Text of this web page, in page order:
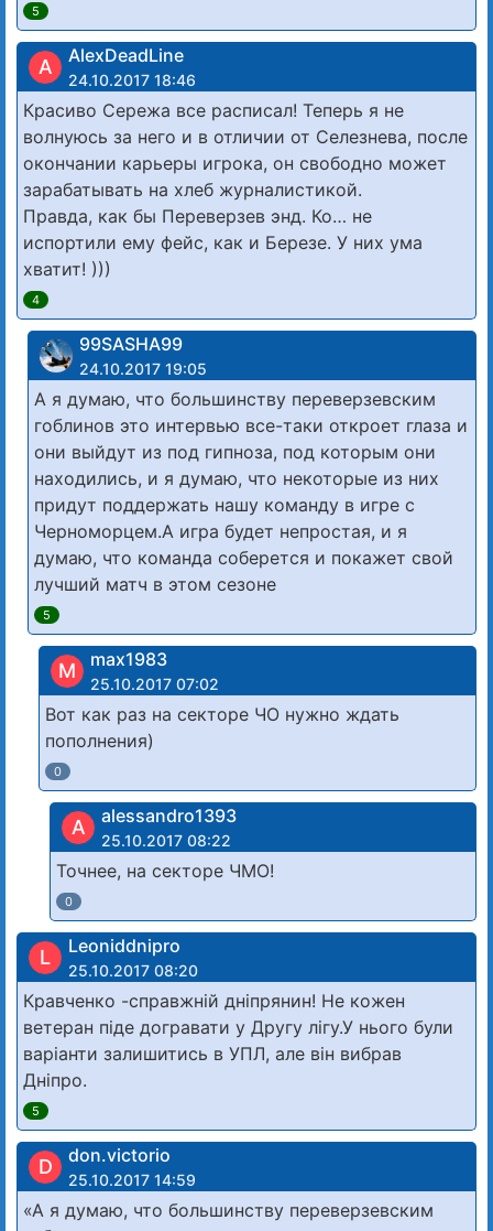
5
A AlexDeadLine
24.10.2017 18:46
Красиво Сережа все расписал! Теперь я не
волнуюсь за него и в отличии от Селезнева, после
окончании карьеры игрока, он свободно может
зарабатывать на хлеб журналистикой.
Правда, как бы Переверзев энд. Ко… не
испортили ему фейс, как и Березе. У них ума
хватит! )))
4
99SASHA99
24.10.2017 19:05
А я думаю, что большинству переверзевским
гоблинов это интервью все-таки откроет глаза и
они выйдут из под гипноза, под которым они
находились, и я думаю, что некоторые из них
придут поддержать нашу команду в игре с
Черноморцем.А игра будет непростая, и я
думаю, что команда соберется и покажет свой
лучший матч в этом сезоне
5
M max1983
25.10.2017 07:02
Вот как раз на секторе ЧО нужно ждать
пополнения)
0
A alessandro1393
25.10.2017 08:22
Точнее, на секторе ЧМО!
0
L Leoniddnipro
25.10.2017 08:20
Кравченко -справжній дніпрянин! Не кожен
ветеран піде догравати у Другу лігу.У нього були
варіанти залишитись в УПЛ, але він вибрав
Дніпро.
5
D don.victorio
25.10.2017 14:59
«А я думаю, что большинству переверзевским